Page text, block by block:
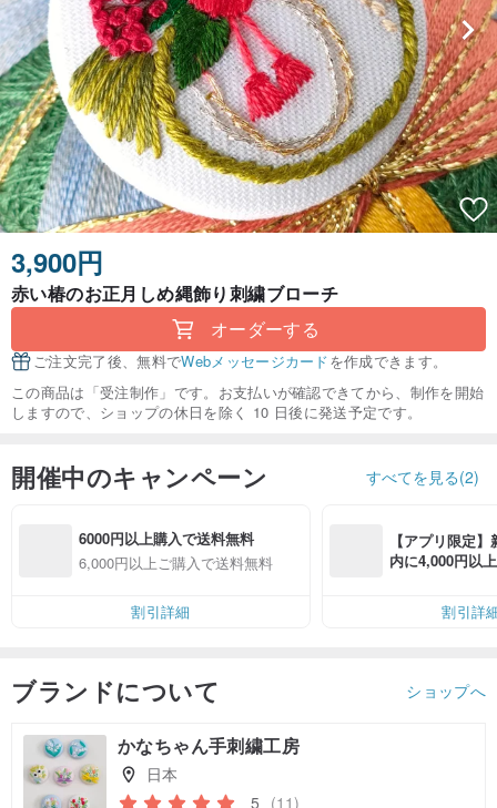
3,900円
赤い椿のお正月しめ縄飾り刺繍ブローチ
オーダーする
ご注文完了後、無料でWebメッセージカードを作成できます。
この商品は「受注制作」です。お支払いが確認できてから、制作を開始
しますので、ショップの休日を除く 10 日後に発送予定です。
開催中のキャンペーン すべてを見る(2)
6000円以上購入で送料無料
6,000円以上ご購入で送料無料
割引詳細
【アプリ限定
内に4,000円以
割引詳
ブランドについて ショップへ
かなちゃん手刺繍工房
日本
5 (11)